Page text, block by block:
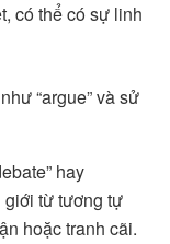
có thể có sự linh
“argue” và sử
hay
giới từ tương tự
hoặc tranh cãi.